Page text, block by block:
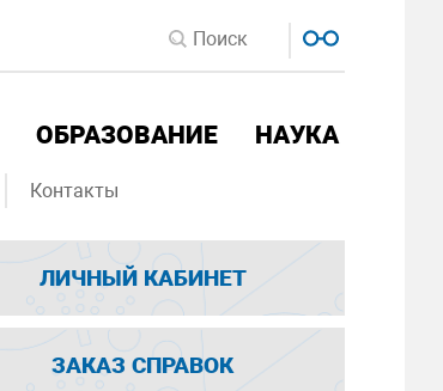
ОБРАЗОВАНИЕ НАУКА
Контакты
ЛИЧНЫЙ КАБИНЕТ
ЗАКАЗ СПРАВОК